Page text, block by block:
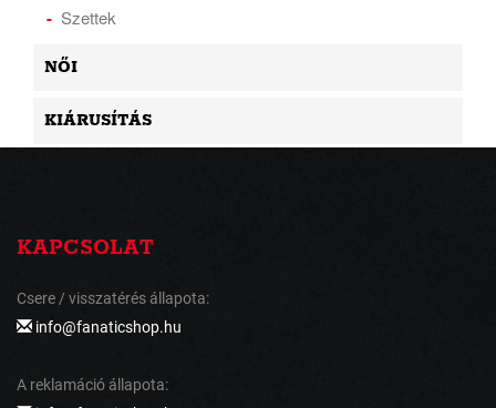
Szettek
NŐI
KIÁRUSÍTÁS
KAPCSOLAT
Csere / visszatérés állapota:
info@fanaticshop.hu
A reklamáció állapota: